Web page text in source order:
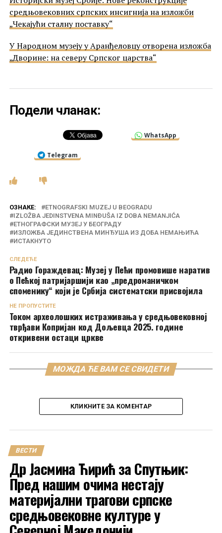
средњовековних српских инсигнија на изложби
„Чекајући сталну поставку“
У Народном музеју у Аранђеловцу отворена изложба
„Дворине: на северу Српског царства“
Подели чланак:
WhatsApp
Telegram
ОЗНАКЕ:
ETNOGRAFSKI MUZEJ U BEOGRADU
IZLOŽBA JEDINSTVENA MINĐUŠA IZ DOBA NEMANJIĆA
ЕТНОГРАФСКИ МУЗЕЈ У БЕОГРАДУ
ИЗЛОЖБА ЈЕДИНСТВЕНА МИНЂУША ИЗ ДОБА НЕМАЊИЋА
ИСТАКНУТО
СЛЕДЕЋЕ
Радио Гораждевац: Музеј у Пећи промовише наратив
о Пећкој патријаршији као „предроманичком
споменику“ који је Србија систематски присвојила
НЕ ПРОПУСТИТЕ
Током археолошких истраживања у средњовековној
тврђави Копријан код Дољевца 2025. године
откривени остаци цркве
МОЖДА ЋЕ ВАМ СЕ СВИДЕТИ
КЛИКНИТЕ ЗА КОМЕНТАР
ВЕСТИ
Др Јасмина Ћирић за Спутњик:
Пред нашим очима нестају
материјални трагови српске
средњовековне културе у